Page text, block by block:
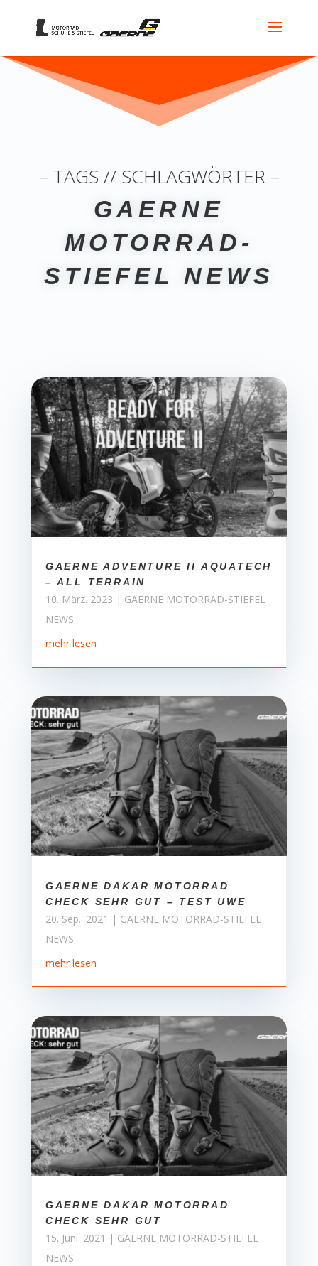
– TAGS // SCHLAGWÖRTER –
GAERNE
MOTORRAD-
STIEFEL NEWS
GAERNE ADVENTURE II AQUATECH
– ALL TERRAIN
10. März. 2023 | GAERNE MOTORRAD-STIEFEL
NEWS
mehr lesen
GAERNE DAKAR MOTORRAD
CHECK SEHR GUT – TEST UWE
20. Sep.. 2021 | GAERNE MOTORRAD-STIEFEL
NEWS
mehr lesen
GAERNE DAKAR MOTORRAD
CHECK SEHR GUT
15. Juni. 2021 | GAERNE MOTORRAD-STIEFEL
NEWS